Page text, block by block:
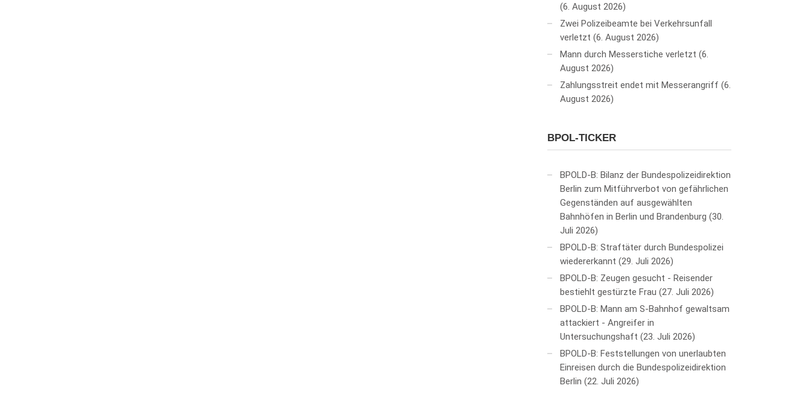
6. August 2026
Zwei Polizeibeamte bei Verkehrsunfall
verletzt 6. August 2026
Mann durch Messerstiche verletzt 6.
August 2026
Zahlungsstreit endet mit Messerangriff 6.
August 2026
BPOL-TICKER
BPOLD-B: Bilanz der Bundespolizeidirektion
Berlin zum Mitführverbot von gefährlichen
Gegenständen auf ausgewählten
Bahnhöfen in Berlin und Brandenburg 30.
Juli 2026
BPOLD-B: Straftäter durch Bundespolizei
wiedererkannt 29. Juli 2026
BPOLD-B: Zeugen gesucht - Reisender
bestiehlt gestürzte Frau 27. Juli 2026
BPOLD-B: Mann am S-Bahnhof gewaltsam
attackiert - Angreifer in
Untersuchungshaft 23. Juli 2026
BPOLD-B: Feststellungen von unerlaubten
Einreisen durch die Bundespolizeidirektion
Berlin 22. Juli 2026